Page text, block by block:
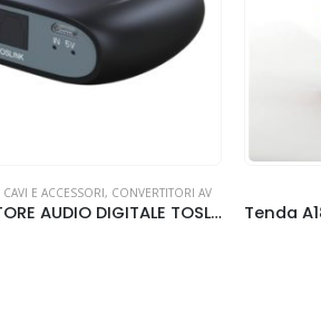
CAVI E ACCESSORI, CONVERTITORI AV
CONVERTITORE AUDIO DIGITALE TOSLINK / BLUETOOTH BI-DIREZIONALE GBC